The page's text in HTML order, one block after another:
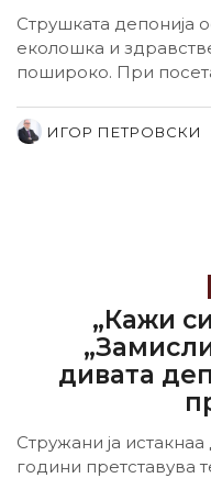
Струшката депонија
еколошка и
пошироко. При
ИГОР ПЕТРОВСКИ
„Кажи
дивата
Стружани ја
години претставува